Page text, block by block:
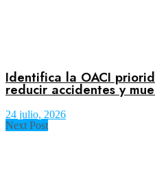
Identifica la OACI
reducir accidentes y
24 julio, 2026
Next Post